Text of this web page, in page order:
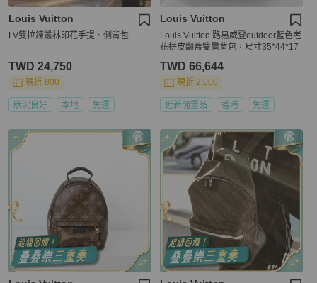
Louis Vuitton
LV雙拉鍊叢林印花手提、側背包
TWD 24,750
現折 800
狀況良好 本地 免運
Louis Vuitton
Louis Vuitton 路易威登outdoor藍色老
花拼皮翻蓋雙肩背包，尺寸35*44*17
TWD 66,644
現折 2,000
近新閒置品 香港 免運